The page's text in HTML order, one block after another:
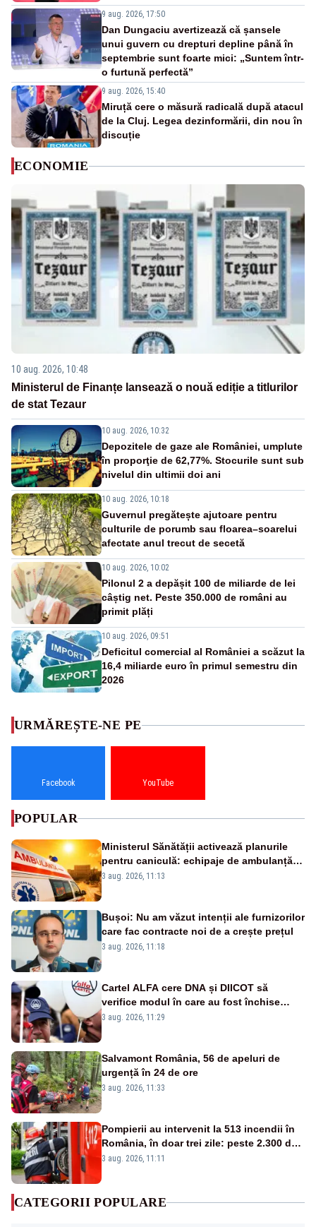
9 aug. 2026, 17:50
Dan Dungaciu avertizează că șansele
unui guvern cu drepturi depline până în
septembrie sunt foarte mici: „Suntem într-
o furtună perfectă”
9 aug. 2026, 15:40
Miruță cere o măsură radicală după atacul
de la Cluj. Legea dezinformării, din nou în
discuție
ECONOMIE
10 aug. 2026, 10:48
Ministerul de Finanțe lansează o nouă ediție a titlurilor
de stat Tezaur
10 aug. 2026, 10:32
Depozitele de gaze ale României, umplute
în proporţie de 62,77%. Stocurile sunt sub
nivelul din ultimii doi ani
10 aug. 2026, 10:18
Guvernul pregătește ajutoare pentru
culturile de porumb sau floarea–soarelui
afectate anul trecut de secetă
10 aug. 2026, 10:02
Pilonul 2 a depășit 100 de miliarde de lei
câștig net. Peste 350.000 de români au
primit plăți
10 aug. 2026, 09:51
Deficitul comercial al României a scăzut la
16,4 miliarde euro în primul semestru din
2026
URMĂREȘTE-NE PE
Facebook YouTube
POPULAR
Ministerul Sănătății activează planurile
pentru caniculă: echipaje de ambulanță
suplimentate, stocuri de medicamente
3 aug. 2026, 11:13
Bușoi: Nu am văzut intenții ale furnizorilor
care fac contracte noi de a crește prețul
3 aug. 2026, 11:18
Cartel ALFA cere DNA și DIICOT să
verifice modul în care au fost închise
centralele pe cărbune
3 aug. 2026, 11:29
Salvamont România, 56 de apeluri de
urgență în 24 de ore
3 aug. 2026, 11:33
Pompierii au intervenit la 513 incendii în
România, în doar trei zile: peste 2.300 de
hectare de teren au fost afectate
3 aug. 2026, 11:11
CATEGORII POPULARE